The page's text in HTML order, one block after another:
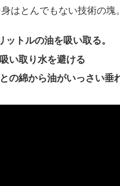
はとんでもない技術の塊。
ットルの油を吸い取る。
い取り水を避ける
の綿から油がいっさい垂